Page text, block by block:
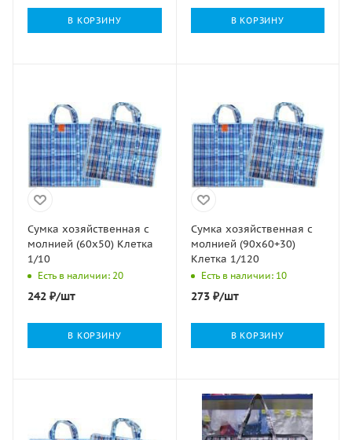
В КОРЗИНУ В КОРЗИНУ
Сумка хозяйственная с
молнией (60х50) Клетка
1/10
Есть в наличии: 20
242 ₽/шт
В КОРЗИНУ
Сумка хозяйственная с
молнией (90х60+30)
Клетка 1/120
Есть в наличии: 10
273₽/шт
В КОРЗИНУ